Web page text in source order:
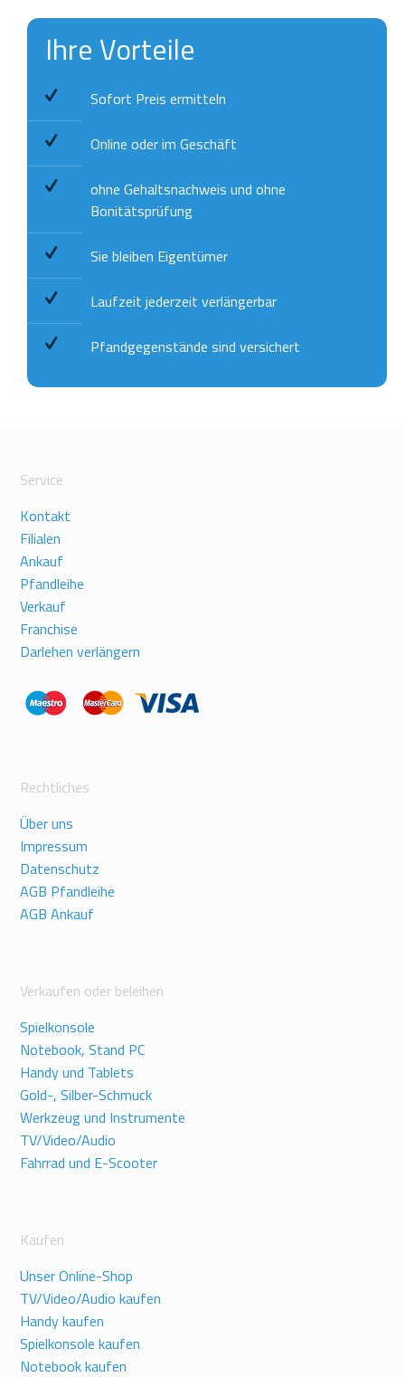
Ihre Vorteile
Sofort Preis ermitteln
Online oder im Geschäft
ohne Gehaltsnachweis und ohne
Bonitätsprüfung
Sie bleiben Eigentümer
Laufzeit jederzeit verlängerbar
Pfandgegenstände sind versichert
Service
Kontakt
Filialen
Ankauf
Pfandleihe
Verkauf
Franchise
Darlehen verlängern
Rechtliches
Über uns
Impressum
Datenschutz
AGB Pfandleihe
AGB Ankauf
Verkaufen oder beleihen
Spielkonsole
Notebook, Stand PC
Handy und Tablets
Gold-, Silber-Schmuck
Werkzeug und Instrumente
TV/Video/Audio
Fahrrad und E-Scooter
Kaufen
Unser Online-Shop
TV/Video/Audio kaufen
Handy kaufen
Spielkonsole kaufen
Notebook kaufen